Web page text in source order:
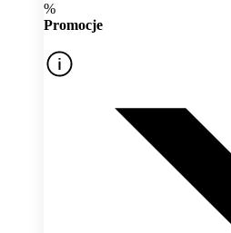
%
Promocje